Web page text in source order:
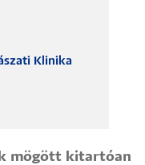
Klinika
mögött kitartóan